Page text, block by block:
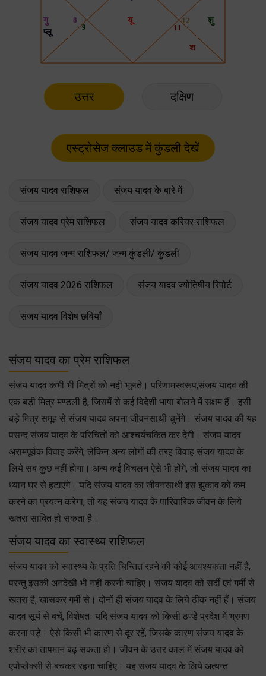
उत्तर दक्षिण
संजय यादव राशिफल संजय यादव के बारे में
संजय यादव प्रेम राशिफल संजय यादव करियर राशिफल
संजय यादव जन्म राशिफल/ जन्म कुंडली/ कुंडली
संजय यादव 2026 राशिफल संजय यादव ज्योतिषीय रिपोर्ट
संजय यादव विशेष छवियाँ
संजय यादव का प्रेम राशिफल
संजय यादव कभी भी मित्रों को नहीं भूलते। परिणामस्वरूप,संजय यादव की
एक बड़ी मित्र मण्डली है, जिसमें से कई विदेशी भाषा बोलने में सक्षम हैं। इसी
बड़े मित्र समूह से संजय यादव अपना जीवनसाथी चुनेंगे। संजय यादव की यह
पसन्द संजय यादव के परिचितों को आश्चर्यचकित कर देगी। संजय यादव
अरामपूर्वक विवाह करेंगे, लेकिन अन्य लोगों की तरह विवाह संजय यादव के
लिये सब कुछ नहीं होगा। अन्य कई विचलन ऐसे भी होंगे, जो संजय यादव का
ध्यान घर से हटाएंगे। यदि संजय यादव का जीवनसाथी इस झुकाव को कम
करने का प्रयत्न करेगा, तो यह संजय यादव के पारिवारिक जीवन के लिये
खतरा साबित हो सकता है।
संजय यादव का स्वास्थ्य राशिफल
संजय यादव को स्वास्थ्य के प्रति चिन्तित रहने की कोई आवश्यकता नहीं है,
परन्तु इसकी अनदेखी भी नहीं करनी चाहिए। संजय यादव को सर्दी एवं गर्मी से
खतरा है, खासकर गर्मी से। दोनों ही संजय यादव के लिये ठीक नहीं हैं। संजय
यादव सूर्य से बचें, विशेषतः यदि संजय यादव को किसी ठण्डेे प्रदेश में भ्रमण
करना पड़े। ऐसे किसी भी कारण से दूर रहें, जिसके कारण संजय यादव के
शरीर का तापमान बढ़ सकता हो। जीवन के उत्तर काल में संजय यादव को
एपोप्लेक्सी से बचकर रहना चाहिए। यह संजय यादव के लिये अत्यन्त